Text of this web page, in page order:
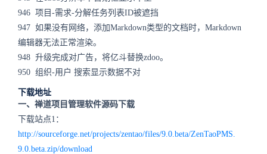
946 项目-需求-分解任务列表ID被遮挡
947 如果没有网络，添加Markdown类型的文档时，Markdown
编辑器无法正常渲染。
948 升级完成对广告，将亿斗替换zdoo。
950 组织-用户 搜索显示数据不对
下载地址
一、禅道项目管理软件源码下载
下载站点1：
http://sourceforge.net/projects/zentao/files/9.0.beta/ZenTaoPMS.
9.0.beta.zip/download